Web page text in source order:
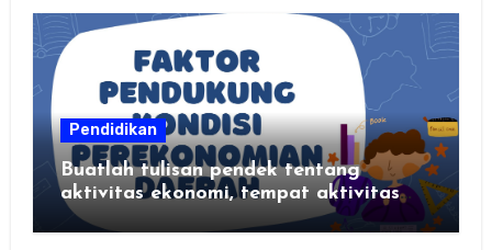
Pendidikan
Buatlah tulisan pendek tentang
aktivitas ekonomi, tempat aktivitas
ekonomi, dan hasil produksi daerah
kalian